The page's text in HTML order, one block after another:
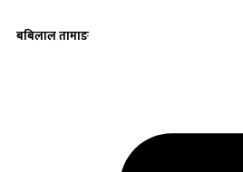
बबिलाल तामाङ